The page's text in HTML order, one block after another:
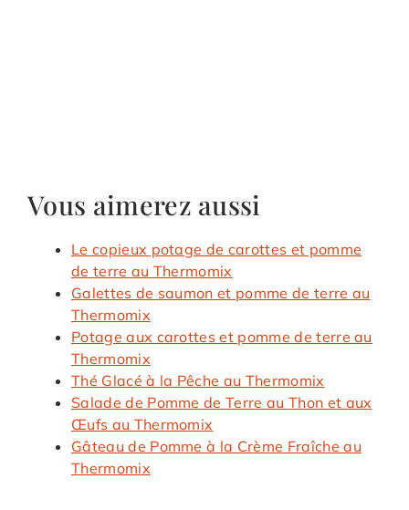
Vous aimerez aussi
Le copieux potage de carottes et pomme
de terre au Thermomix
Galettes de saumon et pomme de terre au
Thermomix
Potage aux carottes et pomme de terre au
Thermomix
Thé Glacé à la Pêche au Thermomix
Salade de Pomme de Terre au Thon et aux
Œufs au Thermomix
Gâteau de Pomme à la Crème Fraîche au
Thermomix